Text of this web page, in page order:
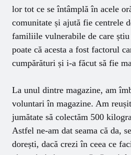
lor tot ce se întâmplă în acele
comunitate și ajută fie centrele
familiile vulnerabile de care
poate că acesta a fost factorul
cumpărături și i-a făcut să fie
La unul dintre magazine, am
voluntari în magazine. Am
jumătate să colectăm 500
Astfel ne-am dat seama că da,
dorești, dacă crezi în ceea ce